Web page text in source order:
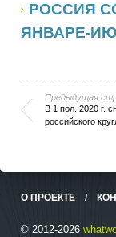
РОССИЯ
ЯНВАРЕ-
Предыдущая
В 1 пол. 2020 г.
российского
О ПРОЕКТЕ /
© 2012-2026